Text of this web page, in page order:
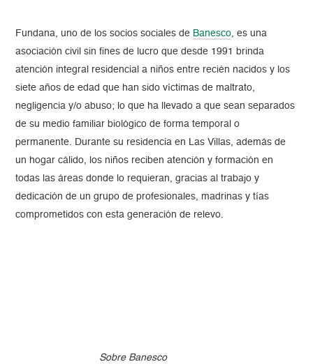
Fundana, uno de los socios sociales de Banesco, es una
asociación civil sin fines de lucro que desde 1991 brinda
atención integral residencial a niños entre recién nacidos y los
siete años de edad que han sido víctimas de maltrato,
negligencia y/o abuso; lo que ha llevado a que sean separados
de su medio familiar biológico de forma temporal o
permanente. Durante su residencia en Las Villas, además de
un hogar cálido, los niños reciben atención y formación en
todas las áreas donde lo requieran, gracias al trabajo y
dedicación de un grupo de profesionales, madrinas y tías
comprometidos con esta generación de relevo.
Sobre Banesco